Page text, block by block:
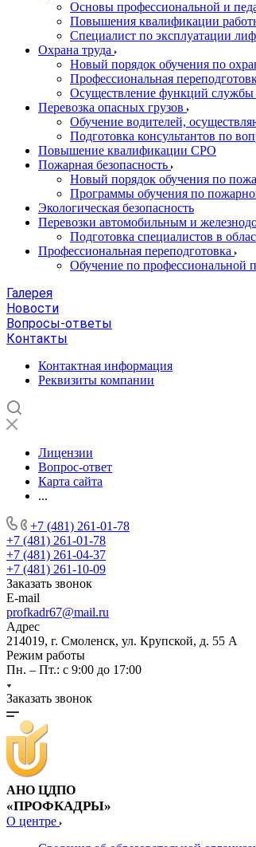
Основы профессиональной и
Повышения квалификации
Специалист по эксплуатации
Охрана труда
Новый порядок обучения по
Профессиональная
Осуществление функций службы
Перевозка опасных грузов
Обучение водителей,
Подготовка консультантов по
Повышение квалификации СРО
Пожарная безопасность
Новый порядок обучения по
Программы обучения по
Экологическая безопасность
Перевозки автомобильным и
Подготовка специалистов в
Профессиональная переподготовка
Обучение по профессиональной
Галерея
Новости
Вопросы-ответы
Контакты
Контактная информация
Реквизиты компании
Лицензии
Вопрос-ответ
Карта сайта
...
+7 (481) 261-01-78
+7 (481) 261-01-78
+7 (481) 261-04-37
+7 (481) 261-10-09
Заказать звонок
E-mail
profkadr67@mail.ru
Адрес
214019, г. Смоленск, ул. Крупской, д. 55 А
Режим работы
Пн. – Пт.: с 9:00 до 17:00
Заказать звонок
АНО ЦДПО
«ПРОФКАДРЫ»
О центре